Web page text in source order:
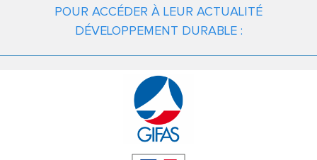
POUR ACCÉDER À LEUR ACTUALITÉ
DÉVELOPPEMENT DURABLE :